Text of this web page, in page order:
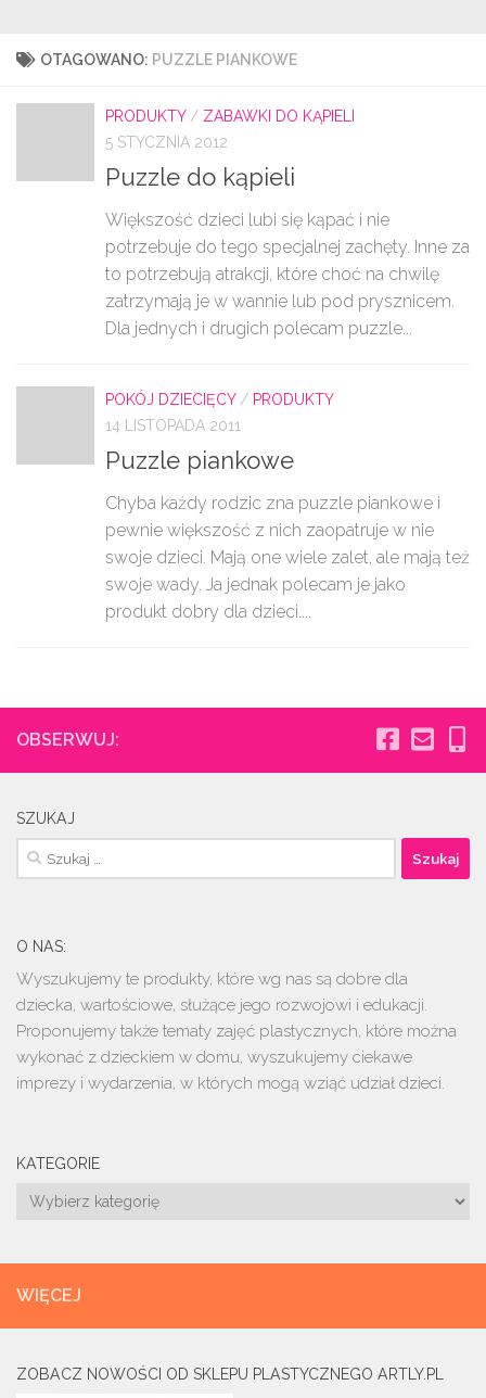
OTAGOWANO: PUZZLE PIANKOWE
PRODUKTY/ ZABAWKI DO KĄPIELI
5 STYCZNIA 2012
Puzzle do kąpieli
Większość dzieci lubi się kąpać i nie
potrzebuje do tego specjalnej zachęty. Inne za
to potrzebują atrakcji, które choć na chwilę
zatrzymają je w wannie lub pod prysznicem.
Dla jednych i drugich polecam puzzle...
POKÓJ DZIECIĘCY/ PRODUKTY
14 LISTOPADA 2011
Puzzle piankowe
Chyba każdy rodzic zna puzzle piankowe i
pewnie większość z nich zaopatruje w nie
swoje dzieci. Mają one wiele zalet, ale mają też
swoje wady. Ja jednak polecam je jako
produkt dobry dla dzieci....
OBSERWUJ:
SZUKAJ
Szukaj:
O NAS:
Wyszukujemy te produkty, które wg nas są dobre dla
dziecka, wartościowe, służące jego rozwojowi i edukacji.
Proponujemy także tematy zajęć plastycznych, które można
wykonać z dzieckiem w domu, wyszukujemy ciekawe
imprezy i wydarzenia, w których mogą wziąć udział dzieci.
KATEGORIE
Kategorie
WIĘCEJ
ZOBACZ NOWOŚCI OD SKLEPU PLASTYCZNEGO ARTLY.PL